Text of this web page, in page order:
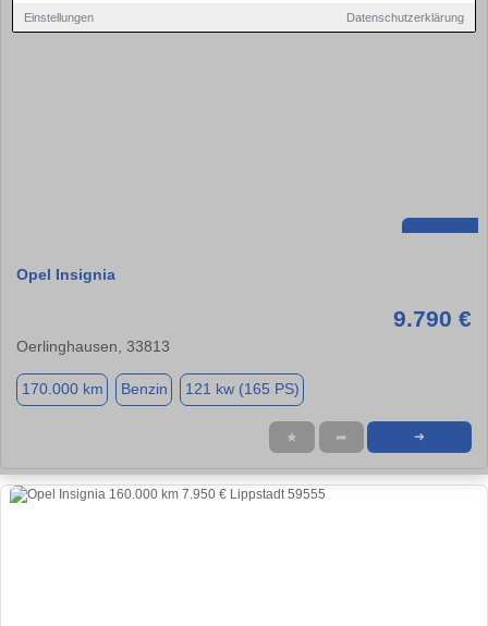
Einstellungen Datenschutzerklärung
Opel Insignia
9.790 €
Oerlinghausen, 33813
170.000 km Benzin 121 kw (165 PS)
★ ➦ ➜